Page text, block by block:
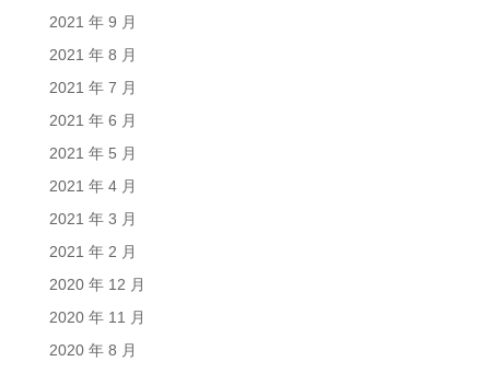
2021 年 9 月
2021 年 8 月
2021 年 7 月
2021 年 6 月
2021 年 5 月
2021 年 4 月
2021 年 3 月
2021 年 2 月
2020 年 12 月
2020 年 11 月
2020 年 8 月